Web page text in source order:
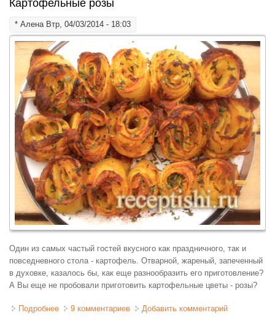
Картофельные розы
* АленаВтр, 04/03/2014 - 18:03
Один из самых частый гостей вкусного как праздничного, так и
повседневного стола - картофель. Отварной, жареный, запеченный
в духовке, казалось бы, как еще разнообразить его приготовление?
А Вы еще не пробовали приготовить картофельные цветы - розы?
Подробнее о Картофельные розы
9 комментариев Добавить комментарий